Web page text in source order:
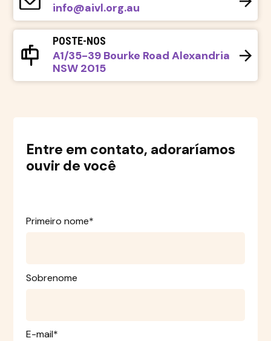
info@aivl.org.au
POSTE-NOS
A1/35-39 Bourke Road Alexandria
NSW 2015
Entre em contato, adoraríamos
ouvir de você
Primeiro nome*
Sobrenome
E-mail*